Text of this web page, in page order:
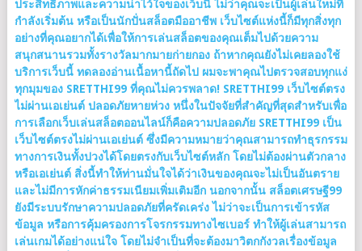
ประสิทธิภาพและความน่าไว้ใจของเว็บนี้ ไม่ว่าคุณจะเป็นผู้เล่นใหม่ที่
กำลังเริ่มต้น หรือเป็นนักปั่นสล็อตมืออาชีพ เว็บไซต์แห่งนี้ก็มีทุกสิ่งทุก
อย่างที่คุณอยากได้เพื่อให้การเล่นสล็อตของคุณเต็มไปด้วยความ
สนุกสนานรวมทั้งรางวัลมากมายก่ายกอง ถ้าหากคุณยังไม่เคยลองใช้
บริการเว็บนี้ ทดลองอ่านเนื้อหานี้ถัดไป ผมจะพาคุณไปตรวจสอบทุกแง่
ทุกมุมของ SRETTHI99 ที่คุณไม่ควรพลาด! SRETTHI99 เว็บไซต์ตรง
ไม่ผ่านเอเย่นต์ ปลอดภัยหายห่วง หนึ่งในปัจจัยที่สำคัญที่สุดสำหรับเพื่อ
การเลือกเว็บเล่นสล็อตออนไลน์ก็คือความปลอดภัย SRETTHI99 เป็น
เว็บไซต์ตรงไม่ผ่านเอเย่นต์ ซึ่งมีความหมายว่าคุณสามารถทำธุรกรรม
ทางการเงินทั้งปวงได้โดยตรงกับเว็บไซต์หลัก โดยไม่ต้องผ่านตัวกลาง
หรือเอเย่นต์ สิ่งนี้ทำให้ท่านมั่นใจได้ว่าเงินของคุณจะไม่เป็นอันตราย
และไม่มีการหักค่าธรรมเนียมเพิ่มเติมอีก นอกจากนั้น สล็อตเศรษฐี99
ยังมีระบบรักษาความปลอดภัยที่ครัดเคร่ง ไม่ว่าจะเป็นการเข้ารหัส
ข้อมูล หรือการคุ้มครองการโจรกรรมทางไซเบอร์ ทำให้ผู้เล่นสามารถ
เล่นเกมได้อย่างแน่ใจ โดยไม่จำเป็นที่จะต้องมาวิตกกังวลเรื่องข้อมูล